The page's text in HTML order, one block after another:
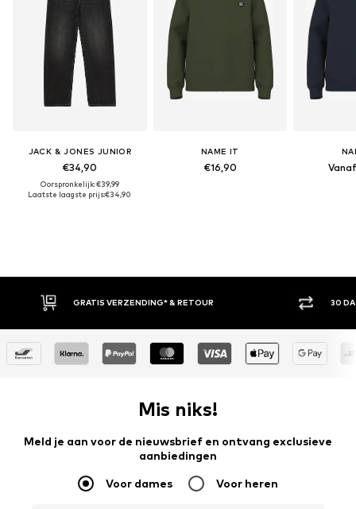
JACK & JONES JUNIOR
€34,90
Oorspronkelijk: €39,99
Laatste laagste prijs:€34,90
NAME IT
€16,90
& RETOUR 30 DAGEN BEDENKTIJD
Mis niks!
Meld je aan voor de nieuwsbrief en ontvang exclusieve
aanbiedingen
Voor dames Voor heren